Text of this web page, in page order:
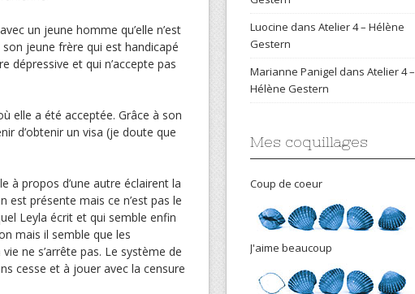
un jeune homme qu’elle n’est
jeune frère qui est handicapé
dépressive et qui n’accepte pas
elle a été acceptée. Grâce à son
d’obtenir un visa (je doute que
à propos d’une autre éclairent la
est présente mais ce n’est pas le
Leyla écrit et qui semble enfin
mais il semble que les
ne s’arrête pas. Le système de
cesse et à jouer avec la censure
Luocine dans Atelier 4 – Hélène
Gestern
Marianne Panigel dans Atelier 4 –
Hélène Gestern
Mes coquillages
Coup de coeur
J'aime beaucoup